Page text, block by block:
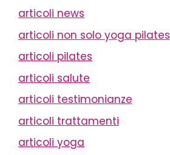
articoli news
articoli non solo yoga pilates
articoli pilates
articoli salute
articoli testimonianze
articoli trattamenti
articoli yoga